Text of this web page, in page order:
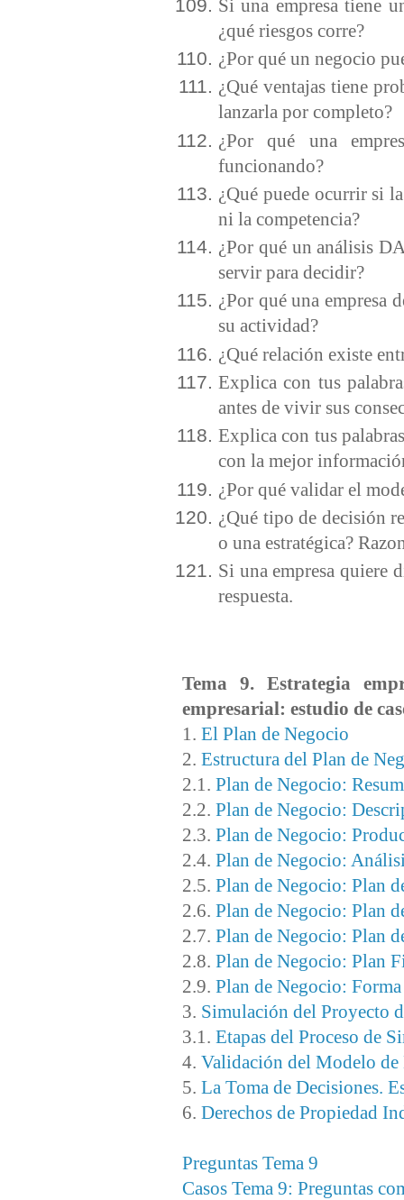
Si una empresa tiene
¿qué riesgos corre?
¿Por qué un negocio
¿Qué ventajas tiene
lanzarla por completo?
¿Por qué una
funcionando?
¿Qué puede ocurrir si
ni la competencia?
¿Por qué un análisis
servir para decidir?
¿Por qué una empresa
su actividad?
¿Qué relación existe
Explica con tus
antes de vivir sus
Explica con tus
con la mejor
¿Por qué validar el
¿Qué tipo de decisión
o una estratégica?
Si una empresa quiere
respuesta.
Tema 9. Estrategia
empresarial: estudio de
1. El Plan de Negocio
2. Estructura del Plan de
2.1. Plan de Negocio:
2.2. Plan de Negocio:
2.3. Plan de Negocio:
2.4. Plan de Negocio:
2.5. Plan de Negocio: Plan
2.6. Plan de Negocio: Plan
2.7. Plan de Negocio: Plan
2.8. Plan de Negocio: Plan
2.9. Plan de Negocio:
3. Simulación del Proyecto
3.1. Etapas del Proceso de
4. Validación del Modelo de
5. La Toma de Decisiones.
6. Derechos de Propiedad
Preguntas Tema 9
Casos Tema 9: Preguntas